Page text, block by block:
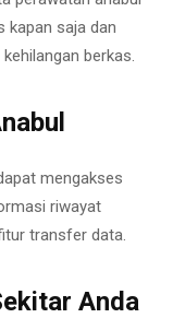
kapan saja dan
berkas.
mengakses
riwayat
transfer data.
Anda